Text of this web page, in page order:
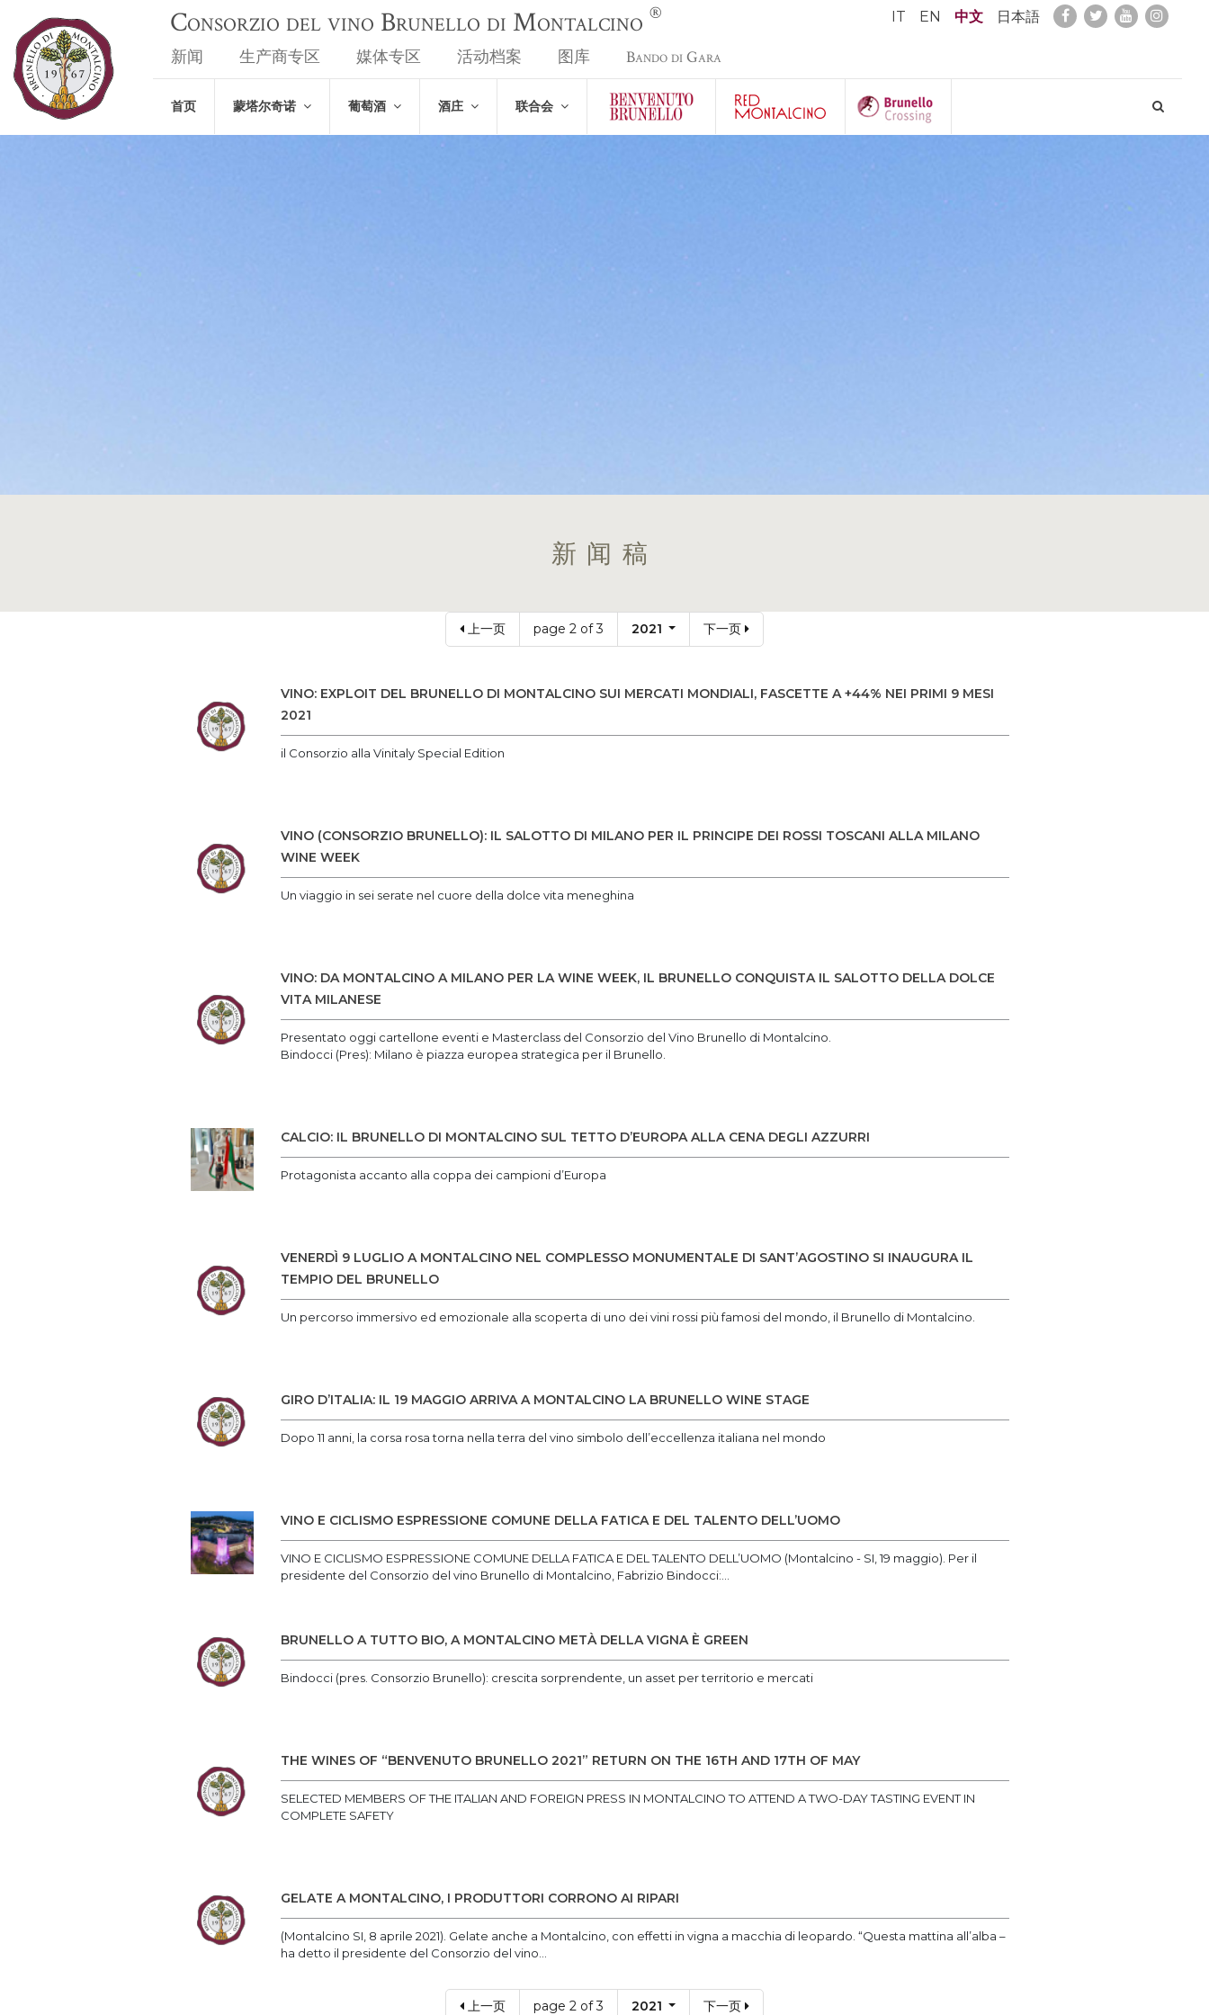
Consorzio del vino Brunello di Montalcino ® IT EN 中文 日本語
新闻 生产商专区 媒体专区 活动档案 图库 Bando di Gara
首页 蒙塔尔奇诺 葡萄酒 酒庄 联合会
新闻稿
上一页 page 2 of 3 2021 下一页
VINO: EXPLOIT DEL BRUNELLO DI MONTALCINO SUI MERCATI MONDIALI, FASCETTE A +44% NEI PRIMI 9 MESI
2021
il Consorzio alla Vinitaly Special Edition
VINO (CONSORZIO BRUNELLO): IL SALOTTO DI MILANO PER IL PRINCIPE DEI ROSSI TOSCANI ALLA MILANO
WINE WEEK
Un viaggio in sei serate nel cuore della dolce vita meneghina
VINO: DA MONTALCINO A MILANO PER LA WINE WEEK, IL BRUNELLO CONQUISTA IL SALOTTO DELLA DOLCE
VITA MILANESE
Presentato oggi cartellone eventi e Masterclass del Consorzio del Vino Brunello di Montalcino.
Bindocci (Pres): Milano è piazza europea strategica per il Brunello.
CALCIO: IL BRUNELLO DI MONTALCINO SUL TETTO D’EUROPA ALLA CENA DEGLI AZZURRI
Protagonista accanto alla coppa dei campioni d’Europa
VENERDÌ 9 LUGLIO A MONTALCINO NEL COMPLESSO MONUMENTALE DI SANT’AGOSTINO SI INAUGURA IL
TEMPIO DEL BRUNELLO
Un percorso immersivo ed emozionale alla scoperta di uno dei vini rossi più famosi del mondo, il Brunello di Montalcino.
GIRO D’ITALIA: IL 19 MAGGIO ARRIVA A MONTALCINO LA BRUNELLO WINE STAGE
Dopo 11 anni, la corsa rosa torna nella terra del vino simbolo dell’eccellenza italiana nel mondo
VINO E CICLISMO ESPRESSIONE COMUNE DELLA FATICA E DEL TALENTO DELL’UOMO
VINO E CICLISMO ESPRESSIONE COMUNE DELLA FATICA E DEL TALENTO DELL’UOMO (Montalcino - SI, 19 maggio). Per il
presidente del Consorzio del vino Brunello di Montalcino, Fabrizio Bindocci:...
BRUNELLO A TUTTO BIO, A MONTALCINO METÀ DELLA VIGNA È GREEN
Bindocci (pres. Consorzio Brunello): crescita sorprendente, un asset per territorio e mercati
THE WINES OF “BENVENUTO BRUNELLO 2021” RETURN ON THE 16TH AND 17TH OF MAY
SELECTED MEMBERS OF THE ITALIAN AND FOREIGN PRESS IN MONTALCINO TO ATTEND A TWO-DAY TASTING EVENT IN
COMPLETE SAFETY
GELATE A MONTALCINO, I PRODUTTORI CORRONO AI RIPARI
(Montalcino SI, 8 aprile 2021). Gelate anche a Montalcino, con effetti in vigna a macchia di leopardo. “Questa mattina all’alba –
ha detto il presidente del Consorzio del vino...
上一页 page 2 of 3 2021 下一页